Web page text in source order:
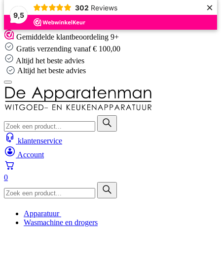
9,5
302 Reviews ×
Skip
to
content
Gemiddelde klantbeoordeling 9+
Gratis verzending vanaf € 100,00
Altijd het beste advies
Altijd het beste advies
klantenservice
Account
0
Apparatuur
Wasmachine en drogers